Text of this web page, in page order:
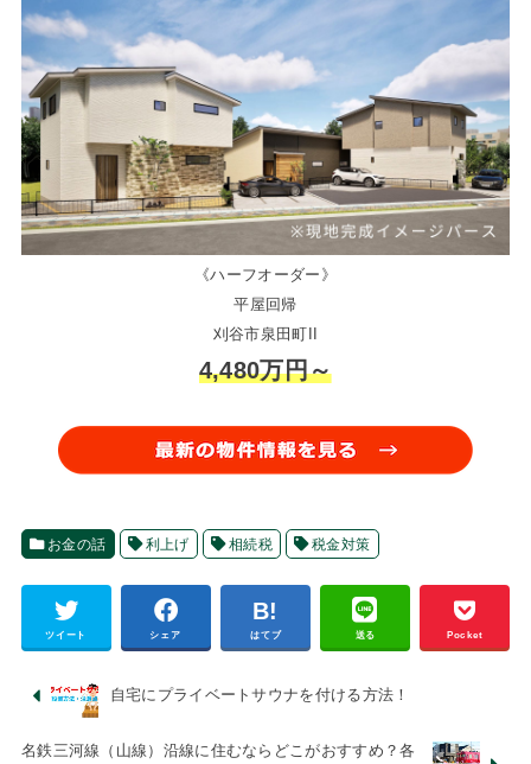
《ハーフオーダー》
平屋回帰
刈谷市泉田町II
4,480万円～
お金の話 利上げ 相続税 税金対策
ツイート シェア はてブ 送る Pocket
自宅にプライベートサウナを付ける方法！
名鉄三河線（山線）沿線に住むならどこがおすすめ？各